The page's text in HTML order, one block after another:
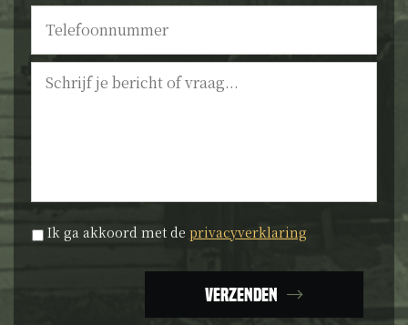
Telefoonnummer
Bericht
Privacyverklaring *
Ik ga akkoord met de privacyverklaring
Verzenden